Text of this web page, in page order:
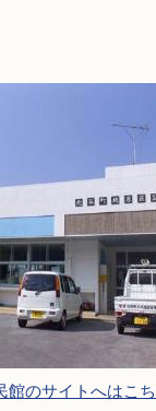
館のサイトへはこ